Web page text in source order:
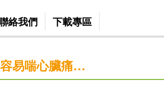
絡我們 下載專區
易喘心臟痛…